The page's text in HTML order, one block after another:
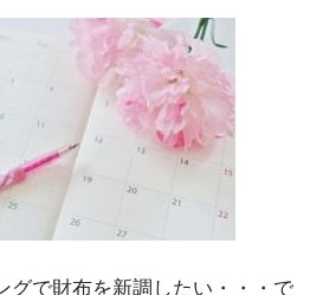
グで財布を新調したい・・・で